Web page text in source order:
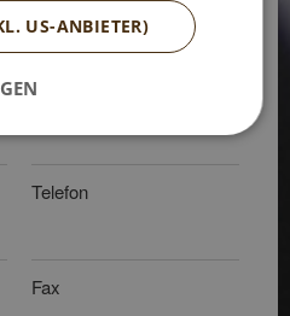
E-Mail*
Telefon
Fax
US-ANBIETER)